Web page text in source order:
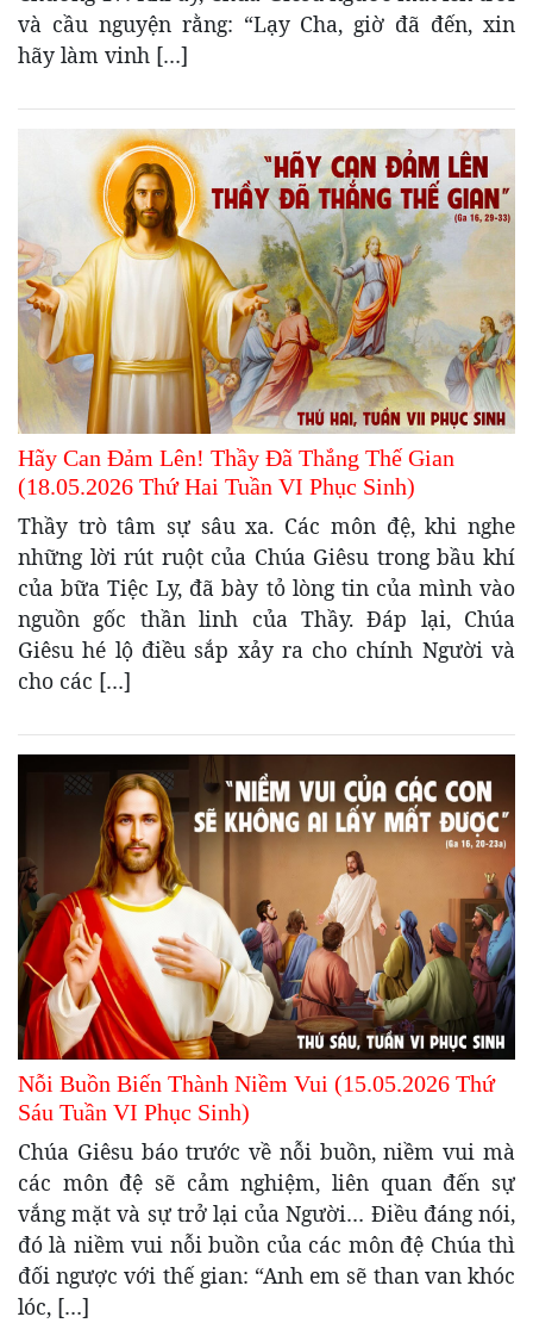
và cầu nguyện rằng: “Lạy Cha, giờ đã đến, xin
hãy làm vinh […]
Hãy Can Đảm Lên! Thầy Đã Thắng Thế Gian
(18.05.2026 Thứ Hai Tuần VI Phục Sinh)
Thầy trò tâm sự sâu xa. Các môn đệ, khi nghe
những lời rút ruột của Chúa Giêsu trong bầu khí
của bữa Tiệc Ly, đã bày tỏ lòng tin của mình vào
nguồn gốc thần linh của Thầy. Đáp lại, Chúa
Giêsu hé lộ điều sắp xảy ra cho chính Người và
cho các […]
Nỗi Buồn Biến Thành Niềm Vui (15.05.2026 Thứ
Sáu Tuần VI Phục Sinh)
Chúa Giêsu báo trước về nỗi buồn, niềm vui mà
các môn đệ sẽ cảm nghiệm, liên quan đến sự
vắng mặt và sự trở lại của Người… Điều đáng nói,
đó là niềm vui nỗi buồn của các môn đệ Chúa thì
đối ngược với thế gian: “Anh em sẽ than van khóc
lóc, […]